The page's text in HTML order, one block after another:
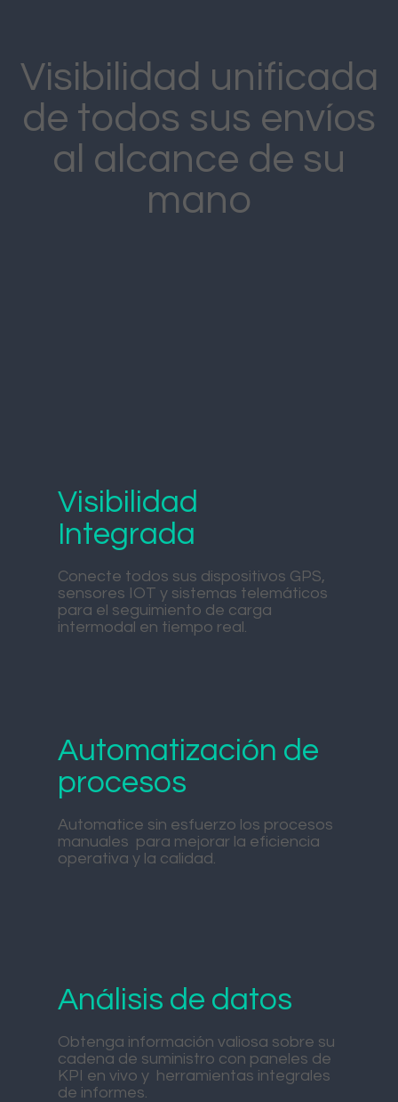
Visibilidad unificada
de todos sus envíos
al alcance de su
mano
Automatización de
procesos
Automatice sin esfuerzo los procesos
manuales para mejorar la eficiencia
operativa y la calidad.
Análisis de datos
Obtenga información valiosa sobre su
cadena de suministro con paneles de
KPI en vivo y herramientas integrales
de informes.
Visibilidad
Integrada
Conecte todos sus dispositivos GPS,
sensores IOT y sistemas telemáticos
para el seguimiento de carga
intermodal en tiempo real.